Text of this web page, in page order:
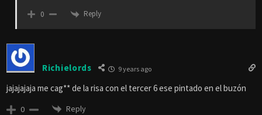
0 Reply
Richielords 9 years ago
jajajajaja me cag** de la risa con el tercer 6 ese pintado en el buzón
0 Reply